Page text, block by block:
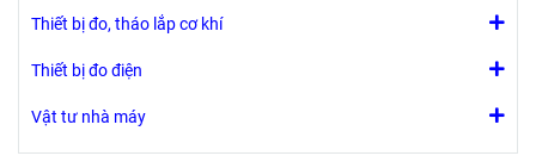
Thiết bị đo, tháo lắp cơ khí
Thiết bị đo điện
Vật tư nhà máy